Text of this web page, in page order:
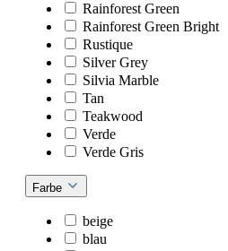
Rainforest Green
Rainforest Green Bright
Rustique
Silver Grey
Silvia Marble
Tan
Teakwood
Verde
Verde Gris
Farbe
beige
blau